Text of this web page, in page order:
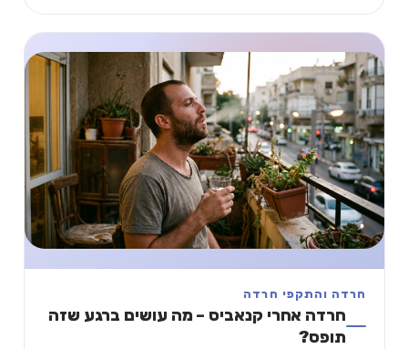
חרדה והתקפי חרדה
חרדה אחרי קנאביס – מה עושים ברגע שזה
תופס?